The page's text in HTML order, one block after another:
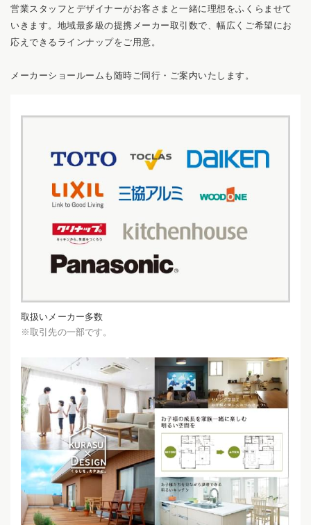
営業スタッフとデザイナーがお客さまと一緒に理想をふくらませて
いきます。地域最多級の提携メーカー取引数で、幅広くご希望にお
応えできるラインナップをご用意。
メーカーショールームも随時ご同行・ご案内いたします。
取扱いメーカー多数
※取引先の一部です。